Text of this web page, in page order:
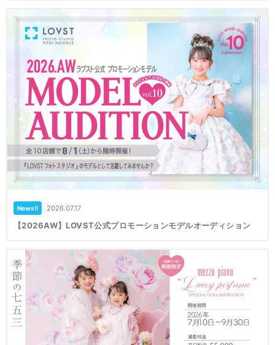
News!! 2026.07.17
【2026AW】LOVST公式プロモーションモデルオーディション